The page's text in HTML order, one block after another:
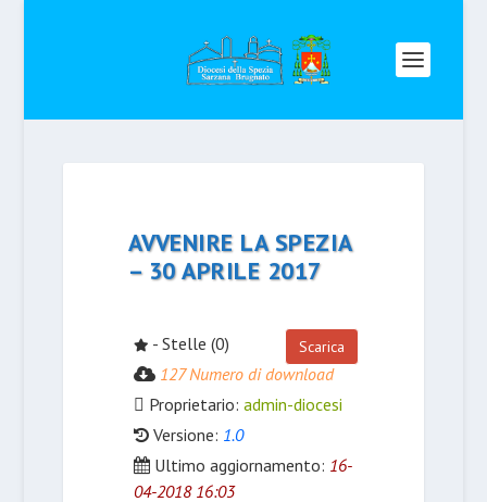
AVVENIRE LA SPEZIA
– 30 APRILE 2017
Scarica
- Stelle (0)
127 Numero di download
Proprietario: admin-diocesi
Versione: 1.0
Ultimo aggiornamento: 16-
04-2018 16:03